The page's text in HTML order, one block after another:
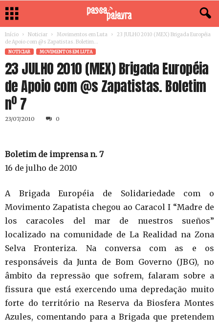
Início Noticiar Movimentos em Luta
23 JULHO 2010 (MEX) Brigada Européia
de Apoio com @s Zapatistas. Boletim...
NOTICIAR MOVIMENTOS EM LUTA
23 JULHO 2010 (MEX) Brigada Européia
de Apoio com @s Zapatistas. Boletim
nº 7
23/07/2010 0
Boletim de imprensa n. 7
16 de julho de 2010
A Brigada Européia de Solidariedade com o
Movimento Zapatista chegou ao Caracol I “Madre de
los caracoles del mar de nuestros sueños”
localizado na comunidade de La Realidad na Zona
Selva Fronteriza. Na conversa com as e os
responsáveis da Junta de Bom Governo (JBG), no
âmbito da repressão que sofrem, falaram sobre a
fissura que está exercendo uma depredação muito
forte do território na Reserva da Biosfera Montes
Azules, comentando para a Brigada que pretendem